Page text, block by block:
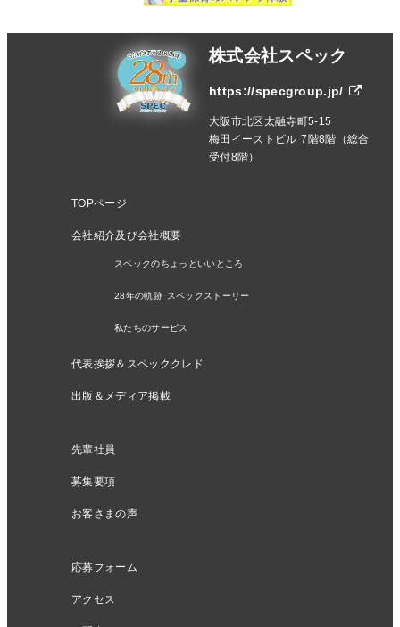
株式会社スペック
https://specgroup.jp/
大阪市北区太融寺町5-15
梅田イーストビル 7階8階（総合
受付8階）
TOPページ
会社紹介及び会社概要
スペックのちょっといいところ
28年の軌跡 スペックストーリー
私たちのサービス
代表挨拶＆スペッククレド
出版＆メディア掲載
先輩社員
募集要項
お客さまの声
応募フォーム
アクセス